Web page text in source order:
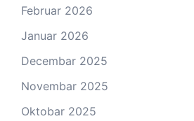
Februar 2026
Januar 2026
Decembar 2025
Novembar 2025
Oktobar 2025